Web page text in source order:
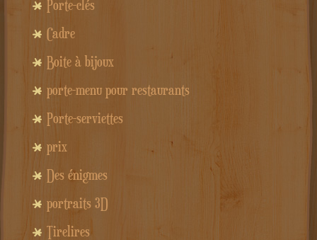
Porte-clés
Cadre
Boite à bijoux
porte-menu pour restaurants
Porte-serviettes
prix
Des énigmes
portraits 3D
Tirelires